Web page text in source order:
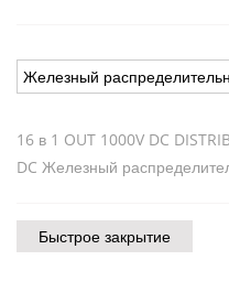
Железный
16 в 1 OUT 1000V DC
DC Железный
Быстрое закрытие